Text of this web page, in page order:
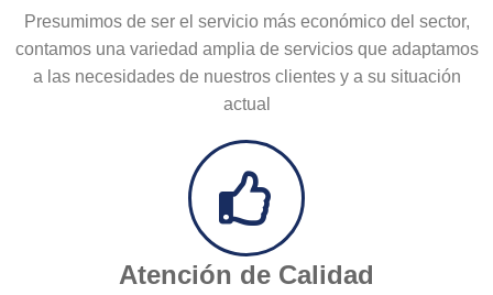
Presumimos de ser el servicio más económico del sector,
contamos una variedad amplia de servicios que adaptamos
a las necesidades de nuestros clientes y a su situación
actual
Atención de Calidad